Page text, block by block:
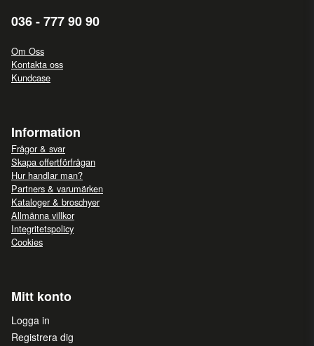
036 - 777 90 90
Om Oss
Kontakta oss
Kundcase
Information
Frågor & svar
Skapa offertförfrågan
Hur handlar man?
Partners & varumärken
Kataloger & broschyer
Allmänna villkor
Integritetspolicy
Cookies
Mitt konto
Logga in
Registrera dig